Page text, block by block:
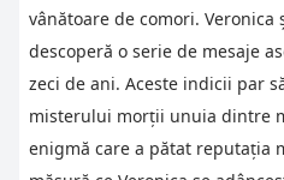
vânătoare de comori.
descoperă o serie de mesaje
zeci de ani. Aceste indicii par
misterului morții unuia dintre
enigmă care a pătat reputația